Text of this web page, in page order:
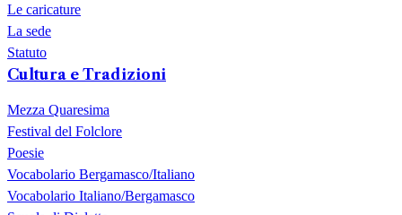
Le caricature
La sede
Statuto
Cultura e Tradizioni
Mezza Quaresima
Festival del Folclore
Poesie
Vocabolario Bergamasco/Italiano
Vocabolario Italiano/Bergamasco